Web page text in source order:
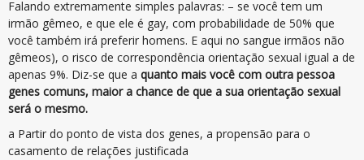
Falando extremamente simples palavras: – se você tem um
irmão gêmeo, e que ele é gay, com probabilidade de 50% que
você também irá preferir homens. E aqui no sangue irmãos não
gêmeos), o risco de correspondência orientação sexual igual a de
apenas 9%. Diz-se que a quanto mais você com outra pessoa
genes comuns, maior a chance de que a sua orientação sexual
será o mesmo.
a Partir do ponto de vista dos genes, a propensão para o
casamento de relações justificada